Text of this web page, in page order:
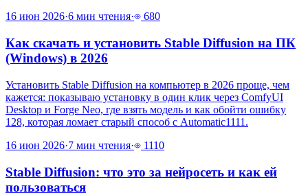
16 июн 2026·6 мин чтения· 680
Как скачать и установить Stable Diffusion на ПК
(Windows) в 2026
Установить Stable Diffusion на компьютер в 2026 проще, чем
кажется: показываю установку в один клик через ComfyUI
Desktop и Forge Neo, где взять модель и как обойти ошибку
128, которая ломает старый способ с Automatic1111.
16 июн 2026·7 мин чтения· 1110
Stable Diffusion: что это за нейросеть и как ей
пользоваться